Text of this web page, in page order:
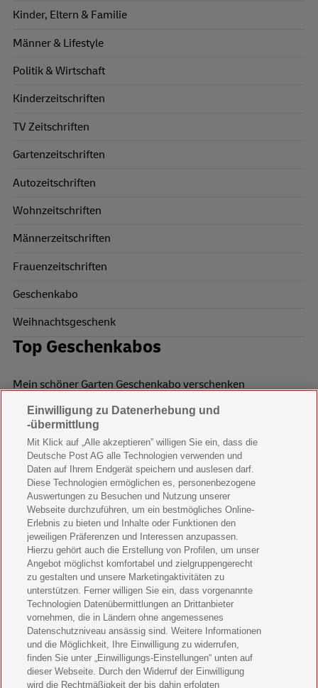
Kinder, Eltern & Familie
Männer & Lifestyle
Politik & Wirtschaft
Kinderzeitschriften
TV Zeitschriften
Gartenzeitschriften
Autozeitschriften
Wohnzeitschriften
Männerzeitschriften
Frauenzeitschriften
Geschenkabo
Weihnachtsgeschenk
Top Geschenkabos
Mein schöner Garten Geschenkabo verschenken
Wohnen & Garten Geschenkabo verschenken
Mein schönes Land Geschenkabo verschenken
Bild der Frau Geschenkabo verschenken
11 Freunde Geschenkabo verschenken
LEGO Ninjago Magazin Geschenkabo verschenken
Brigitte Geschenkabo verschenken
GEOlino Geschenkabo verschenken
Stern Crime Geschenkabo verschenken
Welt der Wunder Geschenkabo verschenken
GEO Geschenkabo verschenken
Einwilligung zu Datenerhebung und
-übermittlung
Mit Klick auf „Alle akzeptieren” willigen Sie ein, dass die
Deutsche Post AG alle Technologien verwenden und
Daten auf Ihrem Endgerät speichern und auslesen darf.
Diese Technologien ermöglichen es, personenbezogene
Auswertungen zu Besuchen und Nutzung unserer
Webseite durchzuführen, um ein bestmögliches Online-
Erlebnis zu bieten und Inhalte oder Funktionen den
jeweiligen Präferenzen und Interessen anzupassen.
Hierzu gehört auch die Erstellung von Profilen, um unser
Angebot möglichst komfortabel und zielgruppengerecht
zu gestalten und unsere Marketingaktivitäten zu
unterstützen. Ferner willigen Sie ein, dass vorgenannte
Technologien Datenübermittlungen an Drittanbieter
vornehmen, die in Ländern ohne angemessenes
Datenschutzniveau ansässig sind. Weitere Informationen
und die Möglichkeit, Ihre Einwilligung zu widerrufen,
finden Sie unter „Einwilligungs-Einstellungen“ unten auf
dieser Webseite. Durch den Widerruf der Einwilligung
wird die Rechtmäßigkeit der bis dahin erfolgten